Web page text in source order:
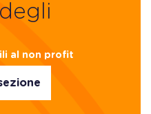
al non profit